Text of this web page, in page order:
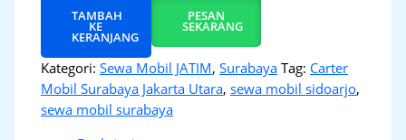
TAMBAH
KE
KERANJANG
PESAN
SEKARANG
Kategori:Sewa Mobil JATIM,Surabaya Tag: Carter
Mobil Surabaya Jakarta Utara,sewa mobil sidoarjo,
sewa mobil surabaya